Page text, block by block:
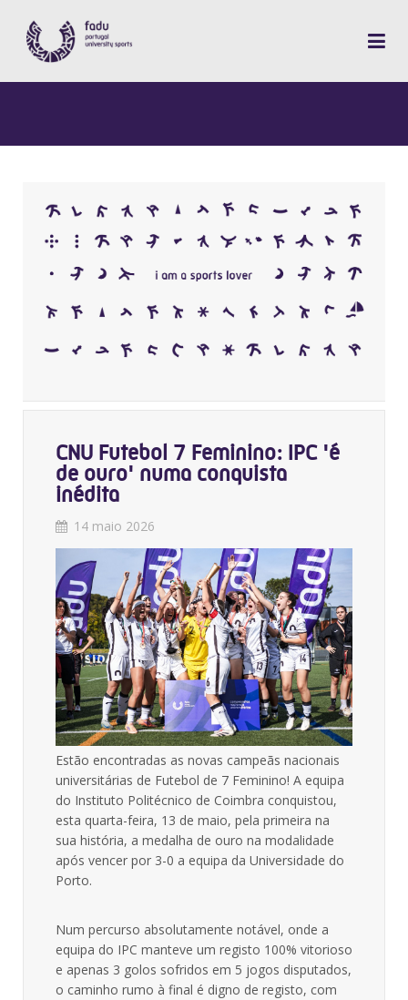
CNU Futebol 7 Feminino: IPC 'é
de ouro' numa conquista
inédita
14 maio 2026
Estão encontradas as novas campeãs nacionais
universitárias de Futebol de 7 Feminino! A equipa
do Instituto Politécnico de Coimbra conquistou,
esta quarta-feira, 13 de maio, pela primeira na
sua história, a medalha de ouro na modalidade
após vencer por 3-0 a equipa da Universidade do
Porto.
Num percurso absolutamente notável, onde a
equipa do IPC manteve um registo 100% vitorioso
e apenas 3 golos sofridos em 5 jogos disputados,
o caminho rumo à final é digno de registo, com